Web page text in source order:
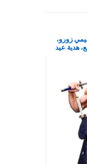
زورو،
هدية عيد